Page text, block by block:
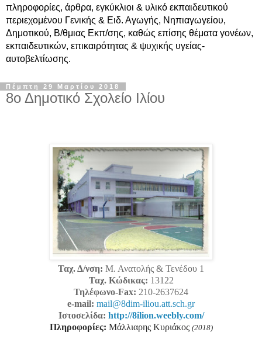
πληροφορίες, άρθρα, εγκύκλιοι & υλικό εκπαιδευτικού
περιεχομένου Γενικής & Ειδ. Αγωγής, Νηπιαγωγείου,
Δημοτικού, Β/θμιας Εκπ/σης, καθώς επίσης θέματα γονέων,
εκπαιδευτικών, επικαιρότητας & ψυχικής υγείας-
αυτοβελτίωσης.
Πέμπτη 29 Μαρτίου 2018
8ο Δημοτικό Σχολείο Ιλίου
Ταχ. Δ/νση: Μ. Ανατολής & Τενέδου 1
Ταχ. Κώδικας: 13122
Τηλέφωνο-Fax: 210-2637624
e-mail: mail@8dim-iliou.att.sch.gr
Ιστοσελίδα: http://8ilion.weebly.com/
Πληροφορίες: Μάλλιαρης Κυριάκος (2018)